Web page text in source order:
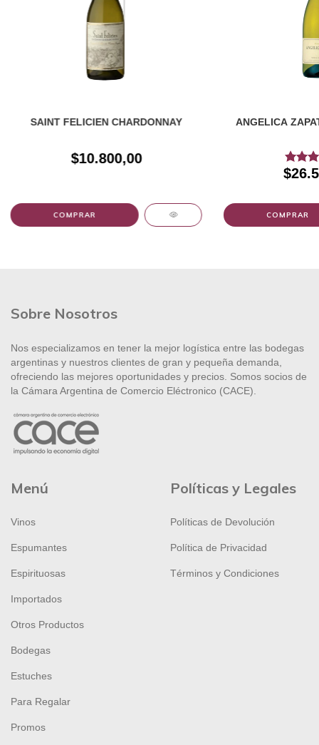
SAINT FELICIEN CHARDONNAY
$10.800,00
ANGELICA
Sobre Nosotros
Nos especializamos en tener la mejor logística entre las bodegas
argentinas y nuestros clientes de gran y pequeña demanda,
ofreciendo las mejores oportunidades y precios. Somos socios de
la Cámara Argentina de Comercio Eléctronico (CACE).
Menú
Vinos
Espumantes
Espirituosas
Importados
Otros Productos
Bodegas
Estuches
Para Regalar
Promos
Políticas y Legales
Políticas de Devolución
Política de Privacidad
Términos y Condiciones